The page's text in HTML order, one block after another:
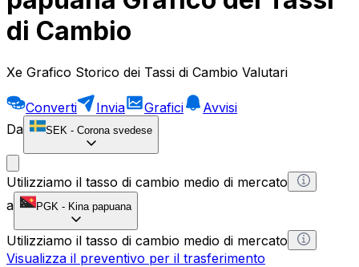
di Cambio
Xe Grafico Storico dei Tassi di Cambio Valutari
Converti Invia Grafici
Avvisi
Da
SEK - Corona svedese
Utilizziamo il tasso di cambio medio di mercato
a
PGK - Kina papuana
Utilizziamo il tasso di cambio medio di mercato
Visualizza il preventivo per il trasferimento